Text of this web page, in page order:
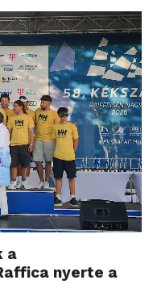
a
nyerte a